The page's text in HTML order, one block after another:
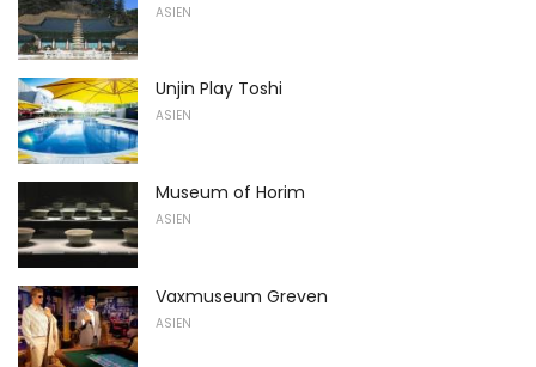
ASIEN
Unjin Play Toshi
ASIEN
Museum of Horim
ASIEN
Vaxmuseum Greven
ASIEN